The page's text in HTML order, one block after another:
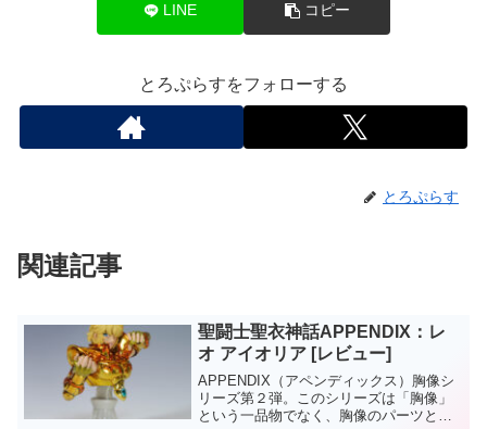
LINE コピー
とろぷらすをフォローする
とろぷらす
関連記事
聖闘士聖衣神話APPENDIX：レ
オ アイオリア [レビュー]
APPENDIX（アペンディックス）胸像シ
リーズ第２弾。このシリーズは「胸像」
という一品物でなく、胸像のパーツと聖